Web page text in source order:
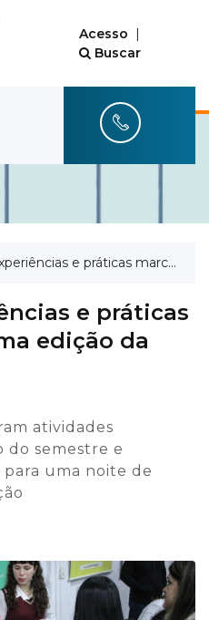
Acesso |
Buscar
marcam mais uma edição da Noite da Saúde
e práticas
edição da
atividades
do semestre e
uma noite de